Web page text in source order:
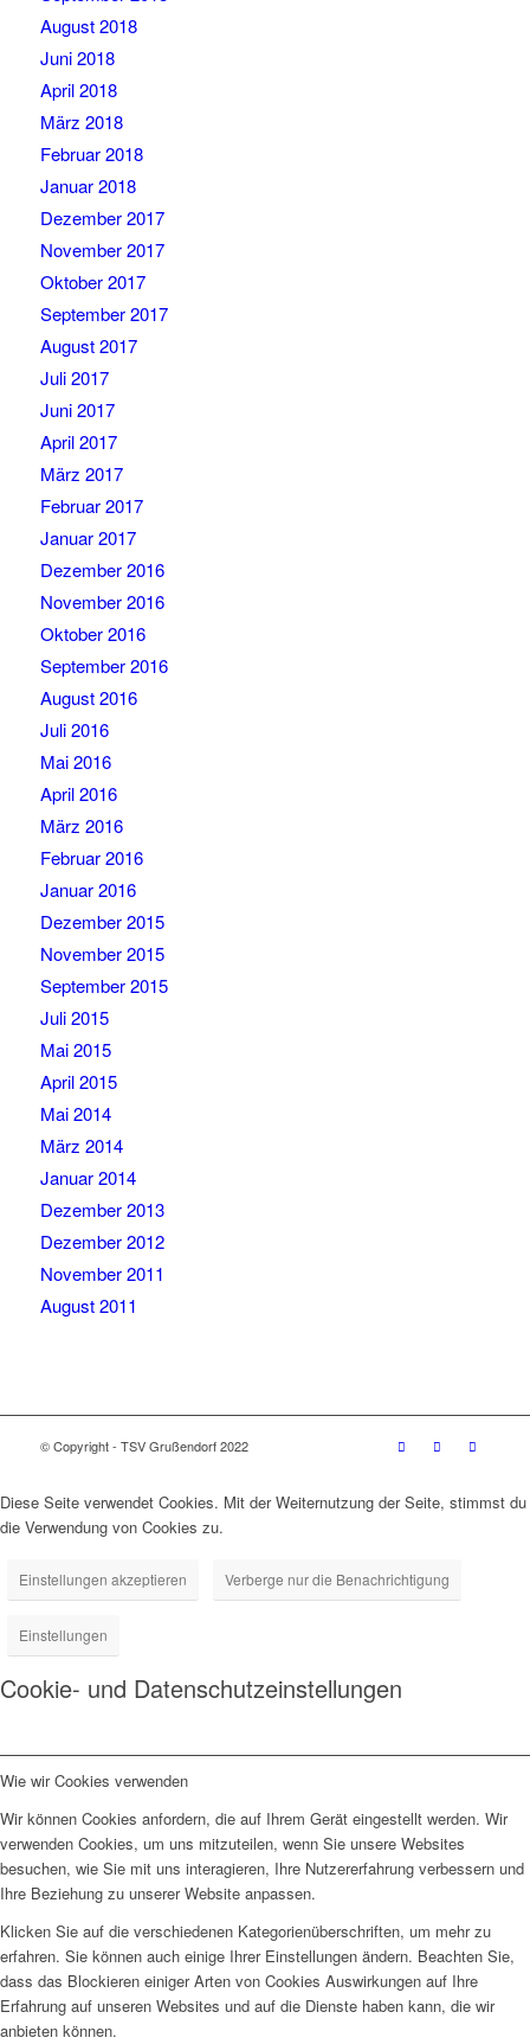
August 2018
Juni 2018
April 2018
März 2018
Februar 2018
Januar 2018
Dezember 2017
November 2017
Oktober 2017
September 2017
August 2017
Juli 2017
Juni 2017
April 2017
März 2017
Februar 2017
Januar 2017
Dezember 2016
November 2016
Oktober 2016
September 2016
August 2016
Juli 2016
Mai 2016
April 2016
März 2016
Februar 2016
Januar 2016
Dezember 2015
November 2015
September 2015
Juli 2015
Mai 2015
April 2015
Mai 2014
März 2014
Januar 2014
Dezember 2013
Dezember 2012
November 2011
August 2011
© Copyright - TSV Grußendorf 2022
Diese Seite verwendet Cookies. Mit der Weiternutzung der Seite, stimmst du
die Verwendung von Cookies zu.
Einstellungen akzeptieren Verberge nur die Benachrichtigung
Einstellungen
Cookie- und Datenschutzeinstellungen
Wie wir Cookies verwenden
Wir können Cookies anfordern, die auf Ihrem Gerät eingestellt werden. Wir
verwenden Cookies, um uns mitzuteilen, wenn Sie unsere Websites
besuchen, wie Sie mit uns interagieren, Ihre Nutzererfahrung verbessern und
Ihre Beziehung zu unserer Website anpassen.
Klicken Sie auf die verschiedenen Kategorienüberschriften, um mehr zu
erfahren. Sie können auch einige Ihrer Einstellungen ändern. Beachten Sie,
dass das Blockieren einiger Arten von Cookies Auswirkungen auf Ihre
Erfahrung auf unseren Websites und auf die Dienste haben kann, die wir
anbieten können.